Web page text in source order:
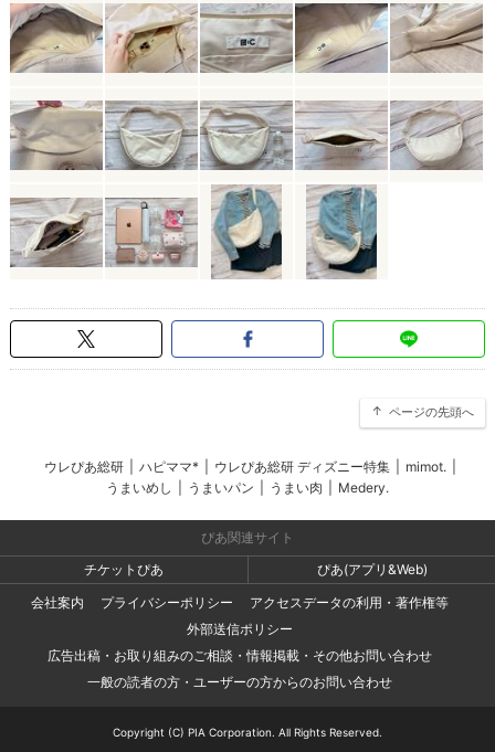
ページの先頭へ
ウレぴあ総研 ハピママ* ウレぴあ総研 ディズニー特集 mimot.
うまいめし
うまいパン うまい肉 Medery.
ぴあ関連サイト
チケットぴあ
ぴあ(アプリ&Web)
会社案内
プライバシーポリシー
アクセスデータの利用・著作権等
外部送信ポリシー
広告出稿・お取り組みのご相談・情報掲載・その他お問い合わせ
一般の読者の方・ユーザーの方からのお問い合わせ
Copyright (C) PIA Corporation. All Rights Reserved.